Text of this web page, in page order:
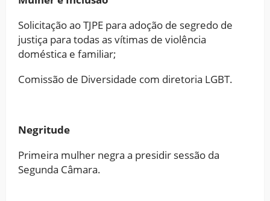
Solicitação ao TJPE para adoção de segredo de
justiça para todas as vítimas de violência
doméstica e familiar;
Comissão de Diversidade com diretoria LGBT.
Negritude
Primeira mulher negra a presidir sessão da
Segunda Câmara.